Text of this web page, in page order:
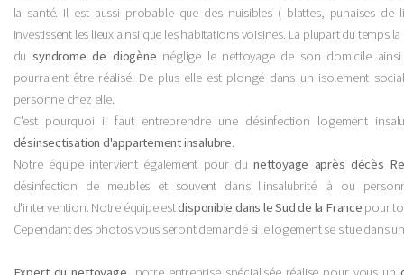
la santé. Il est aussi probable que des nuisibles ( blattes, punaises de
investissent les lieux ainsi que les habitations voisines. La plupart du temps
dusyndrome de diogène néglige le nettoyage de son domicile
pourraient être réalisé. De plus elle est plongé dans un isolement
personne chez elle.
C'est pourquoi il faut entreprendre une désinfection logement
désinsectisation d'appartement insalubre.
Notre équipe intervient également pour dunettoyage après décès
désinfection de meubles et souvent dans l'insalubrité là ou
d'intervention. Notre équipe estdisponible dans le Sud de la France pour
Cependant des photos vous seront demandé si le logement se situe dans